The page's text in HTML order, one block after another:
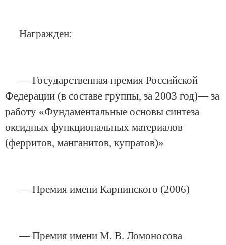
Награжден:
— Государственная премия Российской
Федерации (в составе группы, за 2003 год)— за
работу «Фундаментальные основы синтеза
оксидных функциональных материалов
(ферритов, манганитов, купратов)»
— Премия имени Карпинского (2006)
— Премия имени М. В. Ломоносова